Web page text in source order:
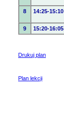
8 14:25-15:10
9
15:20-16:05
Drukuj plan
Plan lekcji